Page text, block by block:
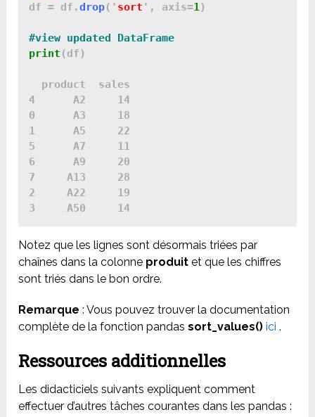
df = df.drop(' sort ', axis=1)
print (df)
  product  sales
4      A2     14
0      A3     18
1      A5     22
5      A7     11
6      A9     20
7     A13     28
2     A22     19
3     A50     14
Notez que les lignes sont désormais triées par
chaînes dans la colonne produit et que les chiffres
sont triés dans le bon ordre.
Remarque : Vous pouvez trouver la documentation
complète de la fonction pandassort_values() ici .
Ressources additionnelles
Les didacticiels suivants expliquent comment
effectuer d’autres tâches courantes dans les pandas :